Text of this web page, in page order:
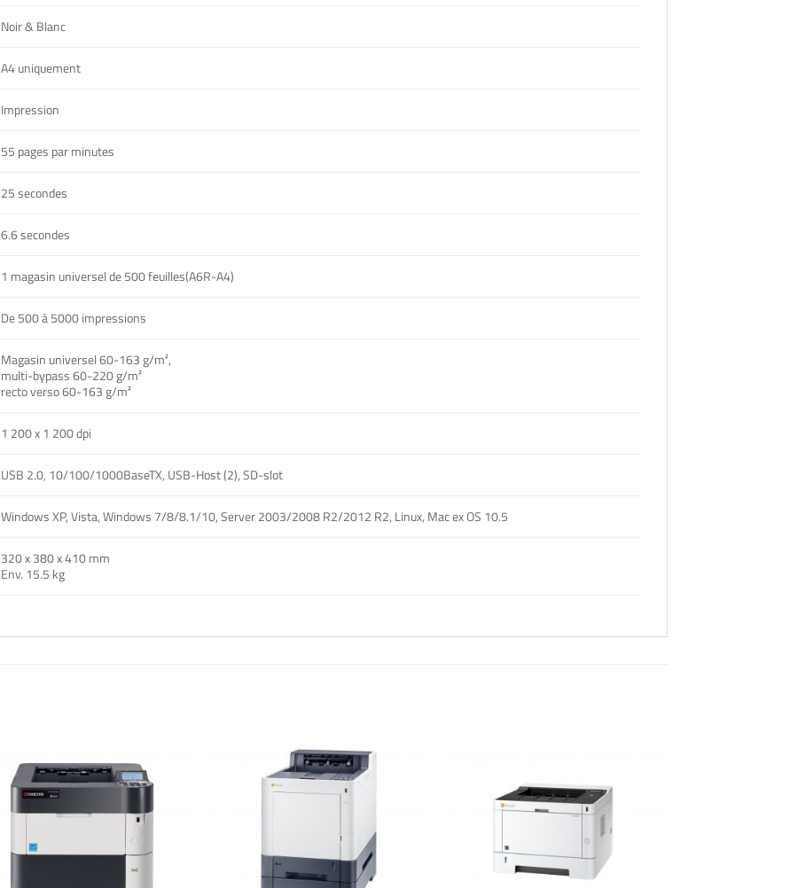
Noir & Blanc
A4 uniquement
Impression
55 pages par minutes
25 secondes
6.6 secondes
1 magasin universel de 500 feuilles(A6R-A4)
De 500 à 5000 impressions
Magasin universel 60-163 g/m²,
multi-bypass 60-220 g/m²
recto verso 60-163 g/m²
1 200 x 1 200 dpi
USB 2.0, 10/100/1000BaseTX, USB-Host (2), SD-slot
Windows XP, Vista, Windows 7/8/8.1/10, Server 2003/2008 R2/2012 R2, Linux, Mac ex OS 10.5
320 x 380 x 410 mm
Env. 15.5 kg